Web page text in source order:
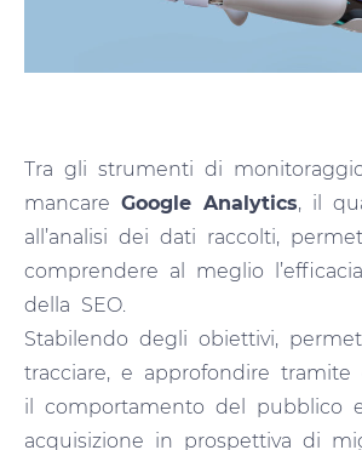
Tra gli strumenti di
mancare Google Analytics, il
all’analisi dei dati raccolti,
comprendere al meglio
della SEO.
Stabilendo degli obiettivi,
tracciare, e approfondire tramite
il comportamento del pubblico
acquisizione in prospettiva di